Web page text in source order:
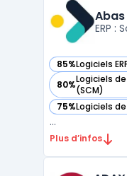
pour la
la ...
Abas
ERP :
85%Logiciels
— voir Abas
80%Logiciels
(SCM)
— voir Abas
75%Logiciels
— voir Abas
...
Plus d’infos